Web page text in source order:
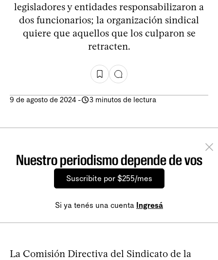
legisladores y entidades responsabilizaron a
dos funcionarios; la organización sindical
quiere que aquellos que los culparon se
retracten.
9 de agosto de 2024 - 3 minutos de lectura
Nuestro periodismo depende de vos
Suscribite por $255/mes
Si ya tenés una cuenta Ingresá
La Comisión Directiva del Sindicato de la